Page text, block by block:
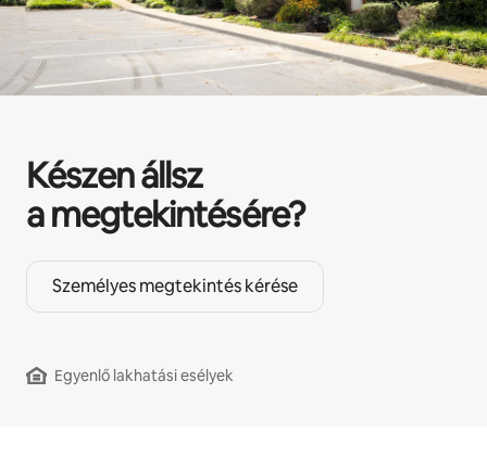
Készen állsz
a megtekintésére?
Személyes megtekintés kérése
Egyenlő lakhatási esélyek